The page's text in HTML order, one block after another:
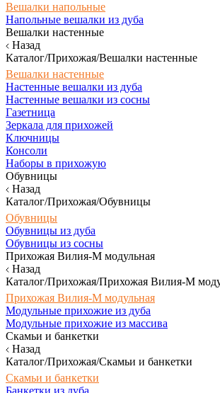
Вешалки напольные
Напольные вешалки из дуба
Вешалки настенные
Назад
Каталог/Прихожая/Вешалки настенные
Вешалки настенные
Настенные вешалки из дуба
Настенные вешалки из сосны
Газетница
Зеркала для прихожей
Ключницы
Консоли
Наборы в прихожую
Обувницы
Назад
Каталог/Прихожая/Обувницы
Обувницы
Обувницы из дуба
Обувницы из сосны
Прихожая Вилия-М модульная
Назад
Каталог/Прихожая/Прихожая Вилия-М
Прихожая Вилия-М модульная
Модульные прихожие из дуба
Модульные прихожие из массива
Скамьи и банкетки
Назад
Каталог/Прихожая/Скамьи и банкетки
Скамьи и банкетки
Банкетки из дуба